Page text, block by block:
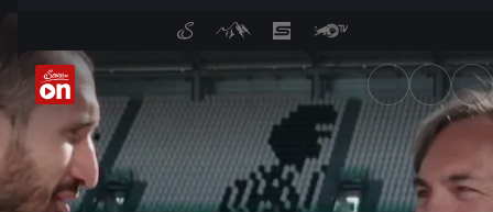
Hubertus von Hohenlohe in